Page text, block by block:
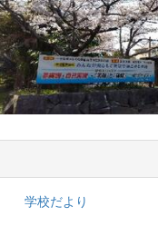
学校だより